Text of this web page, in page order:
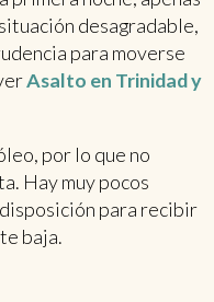
desagradable,
para moverse
Asalto en Trinidad y
por lo que no
Hay muy pocos
para recibir
baja.